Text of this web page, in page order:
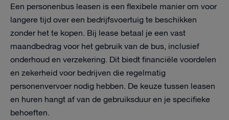
Een personenbus leasen is een flexibele manier om voor
langere tijd over een bedrijfsvoertuig te beschikken
zonder het te kopen. Bij lease betaal je een vast
maandbedrag voor het gebruik van de bus, inclusief
onderhoud en verzekering. Dit biedt financiële voordelen
en zekerheid voor bedrijven die regelmatig
personenvervoer nodig hebben. De keuze tussen leasen
en huren hangt af van de gebruiksduur en je specifieke
behoeften.